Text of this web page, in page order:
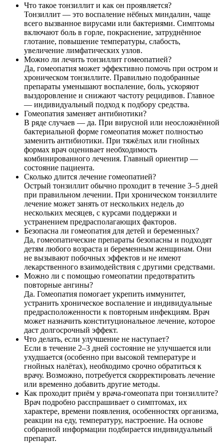
Что такое тонзиллит и как он проявляется?
Тонзиллит — это воспаление нёбных миндалин, чаще
всего вызванное вирусами или бактериями. Симптомы
включают боль в горле, покраснение, затруднённое
глотание, повышение температуры, слабость,
увеличение лимфатических узлов.
Можно ли лечить тонзиллит гомеопатией?
Да, гомеопатия может эффективно помочь при остром и
хроническом тонзиллите. Правильно подобранные
препараты уменьшают воспаление, боль, ускоряют
выздоровление и снижают частоту рецидивов. Главное
— индивидуальный подход к подбору средства.
Гомеопатия заменяет антибиотики?
В ряде случаев — да. При вирусной или неосложнённой
бактериальной форме гомеопатия может полностью
заменить антибиотики. При тяжёлых или гнойных
формах врач оценивает необходимость
комбинированного лечения. Главный ориентир —
состояние пациента.
Сколько длится лечение гомеопатией?
Острый тонзиллит обычно проходит в течение 3–5 дней
при правильном лечении. При хроническом тонзиллите
лечение может занять от нескольких недель до
нескольких месяцев, с курсами поддержки и
устранением предрасполагающих факторов.
Безопасна ли гомеопатия для детей и беременных?
Да, гомеопатические препараты безопасны и подходят
детям любого возраста и беременным женщинам. Они
не вызывают побочных эффектов и не имеют
лекарственного взаимодействия с другими средствами.
Можно ли с помощью гомеопатии предотвратить
повторные ангины?
Да. Гомеопатия помогает укрепить иммунитет,
устранить хроническое воспаление и индивидуальные
предрасположенности к повторным инфекциям. Врач
может назначить конституциональное лечение, которое
даст долгосрочный эффект.
Что делать, если улучшение не наступает?
Если в течение 2–3 дней состояние не улучшается или
ухудшается (особенно при высокой температуре и
гнойных налётах), необходимо срочно обратиться к
врачу. Возможно, потребуется скорректировать лечение
или временно добавить другие методы.
Как проходит приём у врача-гомеопата при тонзиллите?
Врач подробно расспрашивает о симптомах, их
характере, времени появления, особенностях организма,
реакции на еду, температуру, настроение. На основе
собранной информации подбирается индивидуальный
препарат.